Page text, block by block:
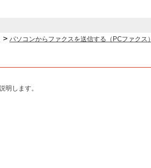
> パソコンからファクスを送信する（PCファクス）
明します。